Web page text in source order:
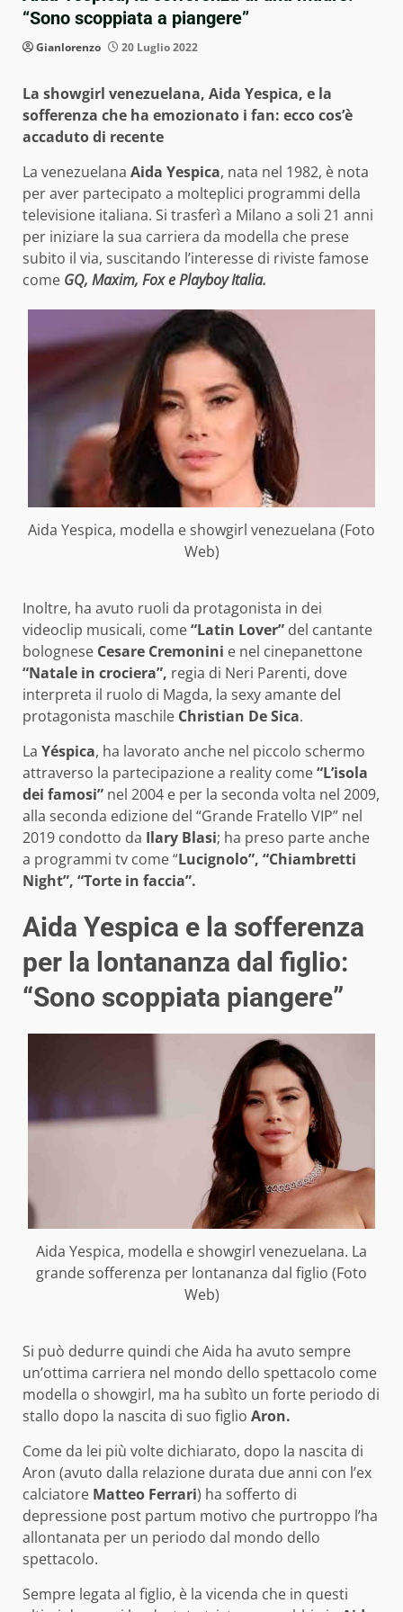
“Sono scoppiata a piangere”
Gianlorenzo 20 Luglio 2022
La showgirl venezuelana, Aida Yespica, e la
sofferenza che ha emozionato i fan: ecco cos’è
accaduto di recente
La venezuelana Aida Yespica, nata nel 1982, è nota
per aver partecipato a molteplici programmi della
televisione italiana. Si trasferì a Milano a soli 21 anni
per iniziare la sua carriera da modella che prese
subito il via, suscitando l’interesse di riviste famose
come GQ, Maxim, Fox e Playboy Italia.
Aida Yespica, modella e showgirl venezuelana (Foto
Web)
Inoltre, ha avuto ruoli da protagonista in dei
videoclip musicali, come“Latin Lover” del cantante
bolognese Cesare Cremonini e nel cinepanettone
“Natale in crociera”, regia di Neri Parenti, dove
interpreta il ruolo di Magda, la sexy amante del
protagonista maschile Christian De Sica.
La Yéspica, ha lavorato anche nel piccolo schermo
attraverso la partecipazione a reality come“L’isola
dei famosi” nel 2004 e per la seconda volta nel 2009,
alla seconda edizione del “Grande Fratello VIP” nel
2019 condotto da Ilary Blasi; ha preso parte anche
a programmi tv come “Lucignolo”, “Chiambretti
Night”, “Torte in faccia”.
Aida Yespica e la sofferenza
per la lontananza dal figlio:
“Sono scoppiata piangere”
Aida Yespica, modella e showgirl venezuelana. La
grande sofferenza per lontananza dal figlio (Foto
Web)
Si può dedurre quindi che Aida ha avuto sempre
un’ottima carriera nel mondo dello spettacolo come
modella o showgirl, ma ha subìto un forte periodo di
stallo dopo la nascita di suo figlio Aron.
Come da lei più volte dichiarato, dopo la nascita di
Aron (avuto dalla relazione durata due anni con l’ex
calciatore Matteo Ferrari) ha sofferto di
depressione post partum motivo che purtroppo l’ha
allontanata per un periodo dal mondo dello
spettacolo.
Sempre legata al figlio, è la vicenda che in questi